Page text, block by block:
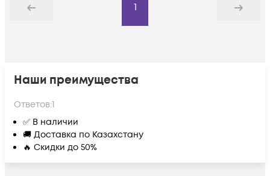
Назад
1
Дальше
Наши преимущества
Ответов:1
✅ В наличии
🚚 Доставка по Казахстану
🔥 Скидки до 50%